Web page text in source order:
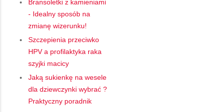
Bransoletki z kamieniami
- Idealny sposób na
zmianę wizerunku!
Szczepienia przeciwko
HPV a profilaktyka raka
szyjki macicy
Jaką sukienkę na wesele
dla dziewczynki wybrać ?
Praktyczny poradnik